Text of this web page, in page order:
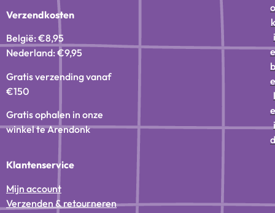
Verzendkosten
België: €8,95
Nederland: €9,95
Gratis verzending vanaf
€150
Gratis ophalen in onze
winkel te Arendonk
Klantenservice
Mijn account
Verzenden & retourneren
o
k
i
e
b
e
l
e
i
d